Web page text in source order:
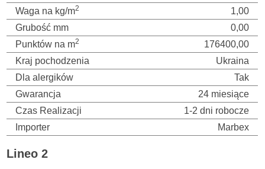
Waga na kg/m2
1,00
Grubość mm
0,00
Punktów na m2
176400,00
Kraj pochodzenia
Ukraina
Dla alergików
Tak
Gwarancja
24 miesiące
Czas Realizacji
1-2 dni robocze
Importer
Marbex
Lineo 2